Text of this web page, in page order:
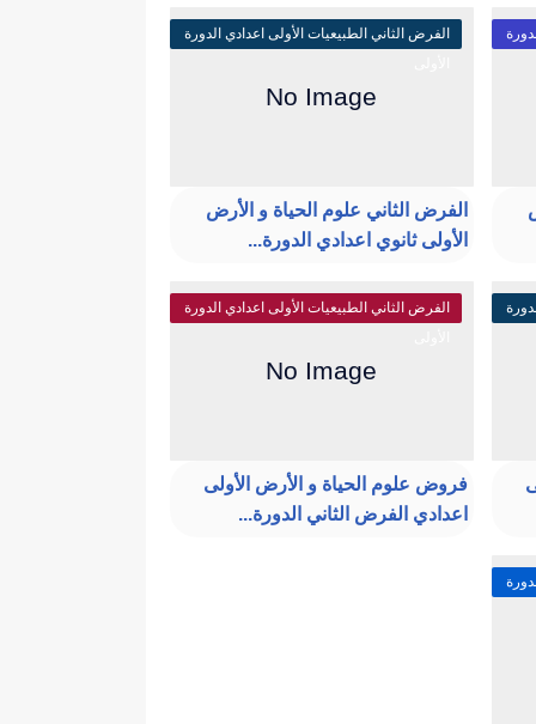
الفرض الثاني الطبيعيات الأولى اعدادي الدورة
الفرض الثاني علوم الحياة و الأرض
الأولى ثانوي اعدادي الدورة...
الفرض الثاني الطبيعيات الأولى اعدادي الدورة
فروض علوم الحياة و الأرض الأولى
اعدادي الفرض الثاني الدورة...